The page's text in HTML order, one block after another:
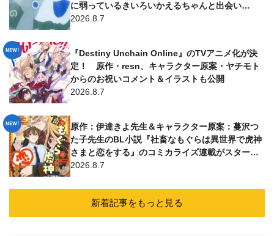
に弱っているきいろいかえるちゃんと出会い…
2026.8.7
『Destiny Unchain Online』のTVアニメ化が決
定！ 原作・resn、キャラクター原案・ヤチモト
からのお祝いコメント＆イラストも公開
2026.8.7
原作：伊達きよ先生＆キャラクター原案：蔓沢つ
た子先生のBL小説『社畜なもぐらは異世界で虎神
さまと恋をする』のコミカライズ連載がスター
ト！ 漫画は仁茂田あい先生が担当
2026.8.7
新着記事をもっと見る